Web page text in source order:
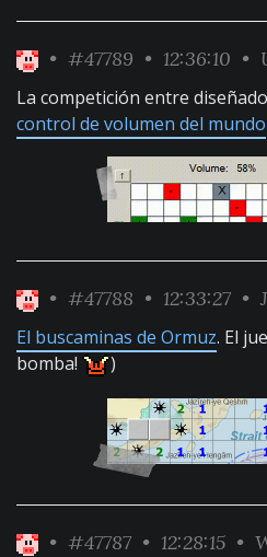
• #47789 • 12:36:10 •
La competición entre
control de volumen del mundo
• #47788 • 12:33:27 •
El buscaminas de Ormuz. El
bomba!
)
• #47787 • 12:28:15 •